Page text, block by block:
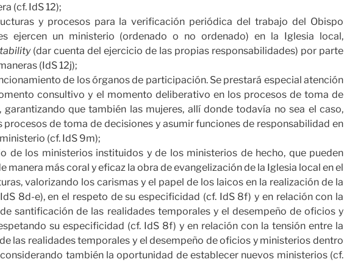
(cf. IdS 12);
y procesos para la verificación periódica del trabajo del Obispo
ejercen un ministerio (ordenado o no ordenado) en la Iglesia local,
(dar cuenta del ejercicio de las propias responsabilidades) por parte
(IdS 12j);
de los órganos de participación. Se prestará especial atención
consultivo y el momento deliberativo en los procesos de toma de
garantizando que también las mujeres, allí donde todavía no sea el caso,
procesos de toma de decisiones y asumir funciones de responsabilidad en
(cf. IdS 9m);
de los ministerios instituidos y de los ministerios de hecho, que pueden
manera más coral y eficaz la obra de evangelización de la Iglesia local en el
valorizando los carismas y el papel de los laicos en la realización de la
8d-e), en el respeto de su especificidad (cf. IdS 8f) y en relación con la
santificación de las realidades temporales y el desempeño de oficios y
su especificidad (cf. IdS 8f) y en relación con la tensión entre la
las realidades temporales y el desempeño de oficios y ministerios dentro
también la oportunidad de establecer nuevos ministerios (cf.